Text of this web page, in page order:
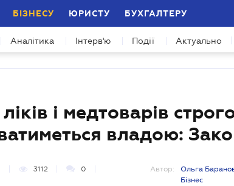
БІЗНЕСУ ЮРИСТУ БУХГАЛТЕРУ
Аналітика Інтерв'ю Події Актуально
і медтоварів
владою:
3112 0 Автор:
Ольга
Бізнес